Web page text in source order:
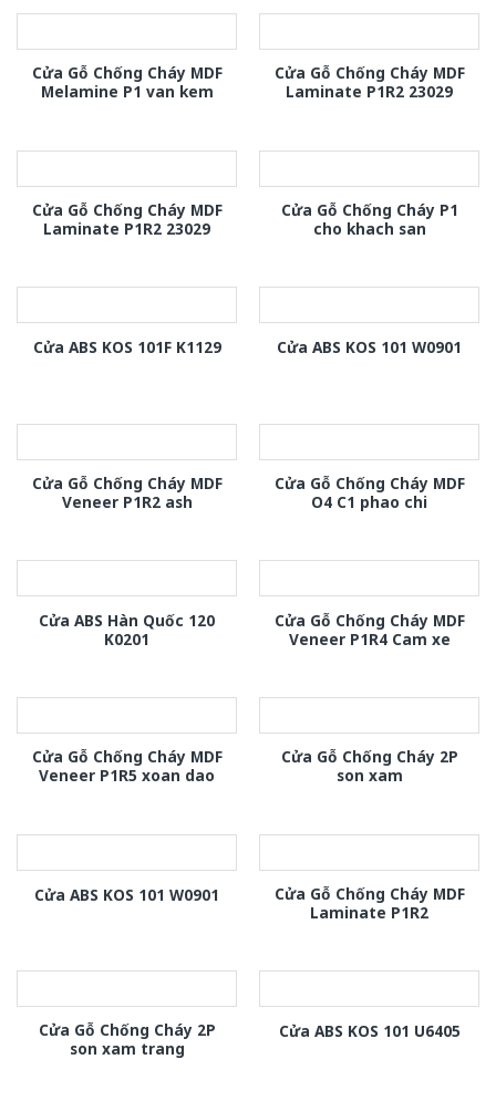
Cửa Gỗ Chống Cháy MDF
Melamine P1 van kem
Cửa Gỗ Chống Cháy MDF
Laminate P1R2 23029
Cửa Gỗ Chống Cháy MDF
Laminate P1R2 23029
Cửa Gỗ Chống Cháy P1
cho khach san
Cửa ABS KOS 101F K1129 Cửa ABS KOS 101 W0901
Cửa Gỗ Chống Cháy MDF
Veneer P1R2 ash
Cửa Gỗ Chống Cháy MDF
O4 C1 phao chi
Cửa ABS Hàn Quốc 120
K0201
Cửa Gỗ Chống Cháy MDF
Veneer P1R4 Cam xe
Cửa Gỗ Chống Cháy MDF
Veneer P1R5 xoan dao
Cửa Gỗ Chống Cháy 2P
son xam
Cửa ABS KOS 101 W0901
Cửa Gỗ Chống Cháy MDF
Laminate P1R2
Cửa Gỗ Chống Cháy 2P
son xam trang
Cửa ABS KOS 101 U6405